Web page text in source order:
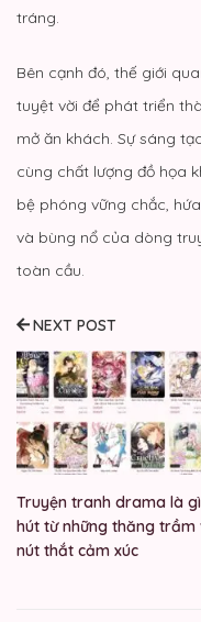
tráng.
Bên cạnh đó, thế giới
tuyệt vời để phát triển
mở ăn khách. Sự sáng
cùng chất lượng đồ họa
bệ phóng vững chắc,
và bùng nổ của dòng
toàn cầu.
NEXT POST
Truyện tranh drama là
hút từ những thăng trầm
nút thắt cảm xúc